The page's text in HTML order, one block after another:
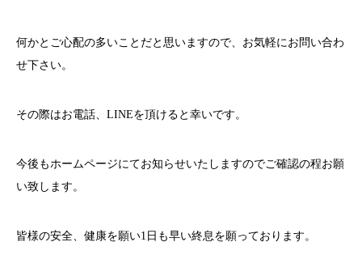
何かとご心配の多いことだと思いますので、お気軽にお問い合わ
せ下さい。
その際はお電話、 LINEを頂けると幸いです。
今後もホームページにてお知らせいたしますのでご確認の程お願
い致します。
皆様の安全、健康を願い1 日も早い終息を願っております。